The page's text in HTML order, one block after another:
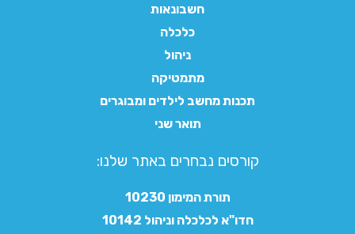
חשבונאות
כלכלה
ניהול
מתמטיקה
תכנות מחשב לילדים ומבוגרים
תואר שני
קורסים נבחרים באתר שלנו:​
תורת המימון 10230
חדו"א לכלכלה וניהול 10142